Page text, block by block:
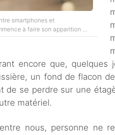
smartphones et
à faire son apparition …
encore que,
un fond de flacon
de se perdre sur une
matériel.
nous, personne ne